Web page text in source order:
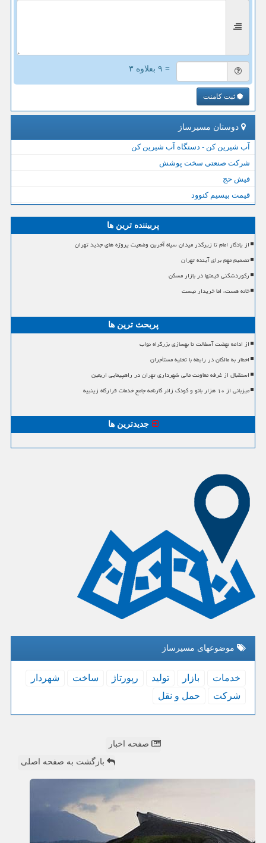
= ۹ بعلاوه ۳
ثبت کامنت
دوستان مسیرساز
آب شیرین کن - دستگاه آب شیرین کن
شرکت صنعتی سخت پوشش
فیش حج
قیمت بیسیم کنوود
پربیننده ترین ها
از یادگار امام تا زیرگذر میدان سپاه آخرین وضعیت پروژه های جدید تهران
تصمیم مهم برای آینده تهران
رکوردشکنی قیمتها در بازار مسکن
خانه هست، اما خریدار نیست
پربحث ترین ها
از ادامه نهضت آسفالت تا بهسازی بزرگراه نواب
اخطار به مالکان در رابطه با تخلیه مستأجران
استقبال از غرفه معاونت مالی شهرداری تهران در راهپیمایی اربعین
میزبانی از ۱۰ هزار بانو و کودک زائر کارنامه جامع خدمات قرارگاه زینبیه
جدیدترین ها
موضوعهای مسیرساز
خدمات بازار تولید رپورتاژ ساخت
شهردار
شركت
حمل و نقل
صفحه اخبار
بازگشت به صفحه اصلی